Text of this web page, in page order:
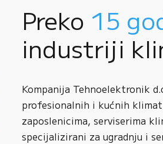
Preko 15
industriji
Kompanija Tehnoelektronik
profesionalnih i kućnih
zaposlenicima, serviserima
specijalizirani za ugradnju i